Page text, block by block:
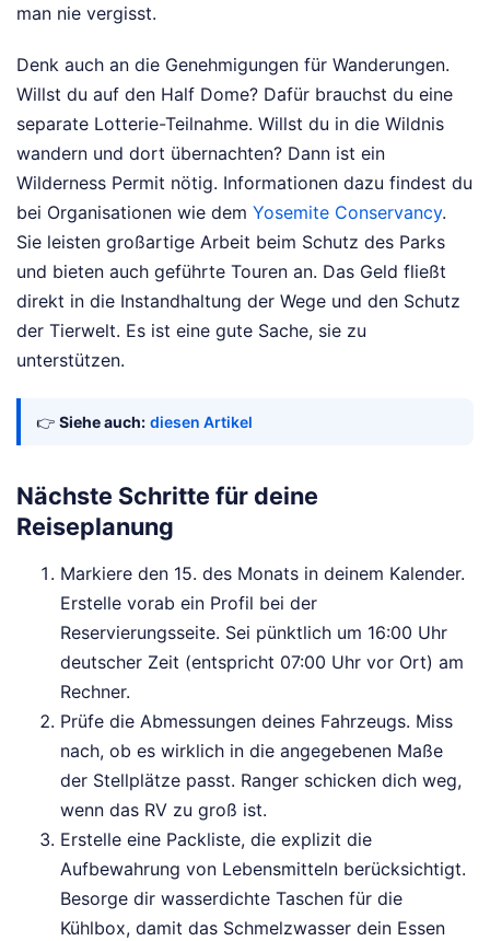
man nie vergisst.
Denk auch an die Genehmigungen für Wanderungen.
Willst du auf den Half Dome? Dafür brauchst du eine
separate Lotterie-Teilnahme. Willst du in die Wildnis
wandern und dort übernachten? Dann ist ein
Wilderness Permit nötig. Informationen dazu findest du
bei Organisationen wie dem Yosemite Conservancy.
Sie leisten großartige Arbeit beim Schutz des Parks
und bieten auch geführte Touren an. Das Geld fließt
direkt in die Instandhaltung der Wege und den Schutz
der Tierwelt. Es ist eine gute Sache, sie zu
unterstützen.
👉 Siehe auch: diesen Artikel
Nächste Schritte für deine
Reiseplanung
Markiere den 15. des Monats in deinem Kalender.
Erstelle vorab ein Profil bei der
Reservierungsseite. Sei pünktlich um 16:00 Uhr
deutscher Zeit (entspricht 07:00 Uhr vor Ort) am
Rechner.
Prüfe die Abmessungen deines Fahrzeugs. Miss
nach, ob es wirklich in die angegebenen Maße
der Stellplätze passt. Ranger schicken dich weg,
wenn das RV zu groß ist.
Erstelle eine Packliste, die explizit die
Aufbewahrung von Lebensmitteln berücksichtigt.
Besorge dir wasserdichte Taschen für die
Kühlbox, damit das Schmelzwasser dein Essen